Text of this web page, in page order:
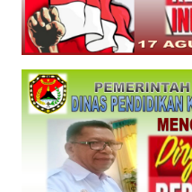
KARIR
DISCLAIMER